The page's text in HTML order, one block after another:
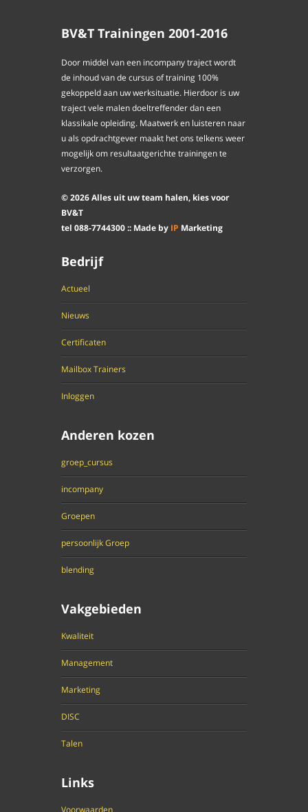
BV&T Trainingen 2001-2016
Door middel van een incompany traject wordt
de inhoud van de cursus of training 100%
gekoppeld aan uw werksituatie. Hierdoor is uw
traject vele malen doeltreffender dan een
klassikale opleiding. Maatwerk en luisteren naar
u als opdrachtgever maakt het ons telkens weer
mogelijk om resultaatgerichte trainingen te
verzorgen.
©2026Alles uit uw team halen, kies voor
BV&T
tel 088-7744300:: Made by IP Marketing
Bedrijf
Actueel
Nieuws
Certificaten
Mailbox Trainers
Inloggen
Anderen kozen
groep_cursus
incompany
Groepen
persoonlijk Groep
blending
Vakgebieden
Kwaliteit
Management
Marketing
DISC
Talen
Links
Voorwaarden